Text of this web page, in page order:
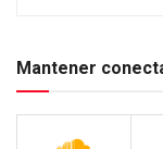
Mantener